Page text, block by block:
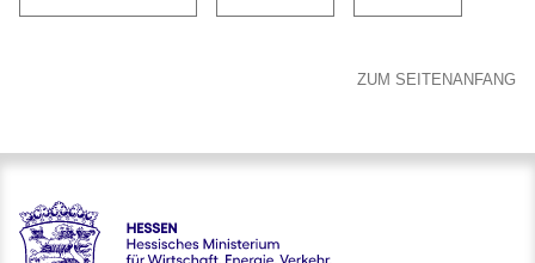
ZUM SEITENANFANG